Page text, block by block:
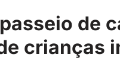
passeio de
crianças